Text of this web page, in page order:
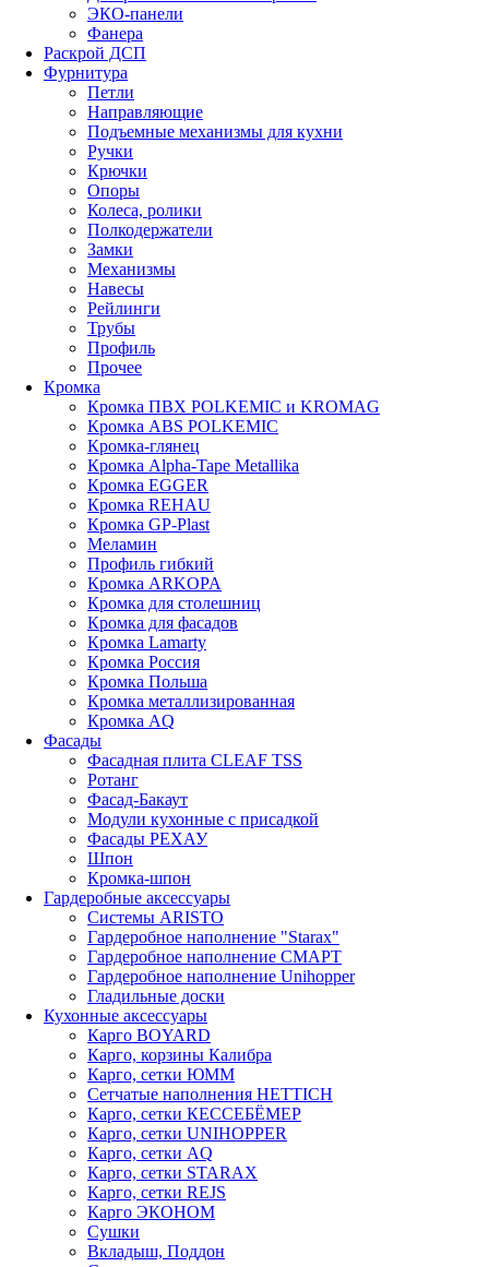
ЭКО-панели
Фанера
Раскрой ДСП
Фурнитура
Петли
Направляющие
Подъемные механизмы для кухни
Ручки
Крючки
Опоры
Колеса, ролики
Полкодержатели
Замки
Механизмы
Навесы
Рейлинги
Трубы
Профиль
Прочее
Кромка
Кромка ПВХ POLKEMIC и KROMAG
Кромка ABS POLKEMIС
Кромка-глянец
Кромка Alpha-Tape Metallika
Кромка EGGER
Кромка REHAU
Кромка GP-Plast
Меламин
Профиль гибкий
Кромка ARKOPA
Кромка для столешниц
Кромка для фасадов
Кромка Lamarty
Кромка Россия
Кромка Польша
Кромка металлизированная
Кромка AQ
Фасады
Фасадная плита CLEAF TSS
Ротанг
Фасад-Бакаут
Модули кухонные с присадкой
Фасады РЕХАУ
Шпон
Кромка-шпон
Гардеробные аксессуары
Системы ARISTO
Гардеробное наполнение "Starax"
Гардеробное наполнение СМАРТ
Гардеробное наполнение Unihopper
Гладильные доски
Кухонные аксессуары
Карго BOYARD
Карго, корзины Калибра
Карго, сетки ЮММ
Сетчатые наполнения HETTICH
Карго, сетки КЕССЕБЁМЕР
Карго, сетки UNIHOPPER
Карго, сетки AQ
Карго, сетки STARAX
Карго, сетки REJS
Карго ЭКОНОМ
Сушки
Вкладыш, Поддон